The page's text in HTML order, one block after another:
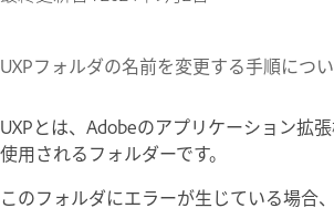
UXPフォルダの名前を変更する手順につい
UXPとは、Adobeのアプリケーション拡
使用されるフォルダーです。
このフォルダにエラーが生じている場合